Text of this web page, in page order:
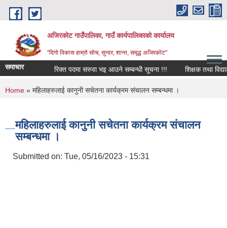
Skip to main content
अजिरकोट गाउँपालिका, गाउँ कार्यपालिकाको कार्यालय
"दिगो विकास हाम्रो सोच, सुन्दर, शान्त, समृद्ध अजिरकोट"
समाचार रिक्त पदमा सरुवा भइ आउने सम्बन्धी सूचना !!! शिक्षक तथा
You are here
Home » महिलाहरुलाई कानुनी सचेतना कार्यक्रम संचालन सम्बन्धमा ।
महिलाहरुलाई कानुनी सचेतना कार्यक्रम संचालन
सम्बन्धमा ।
Submitted on: Tue, 05/16/2023 - 15:31